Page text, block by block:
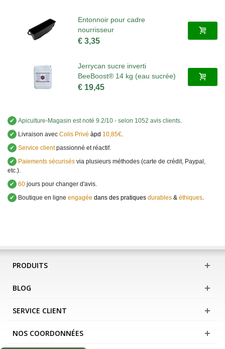
Entonnoir pour cadre
nourrisseur
€ 3,35
Jerrycan sucre inverti
BeeBoost® 14 kg (eau sucrée)
€ 19,45
✔ Apiculture-Magasin est noté 9.2/10 - selon 1052 avis clients
✔
Livraison avec Colis Privé àpd 10,85€
✔ Service clientpassionné et réactif.
✔
Paiements sécurisés via plusieurs méthodes (carte de crédit, Paypal,
etc.).
✔ 60 jours pour changer d'avis.
✔
Boutique en ligne engagée dans des pratiques durables & éthiques
PRODUITS
BLOG
SERVICE CLIENT
NOS COORDONNÉES